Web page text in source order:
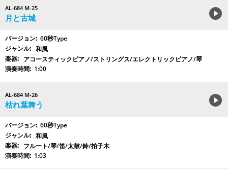
AL-684 M-25
月と古城
60秒Type
和風
アコースティックピアノ/ストリングス/エレクトリックピアノ/琴
1:00
AL-684 M-26
枯れ葉舞う
60秒Type
和風
フルート/琴/笛/太鼓/鈴/拍子木
1:03